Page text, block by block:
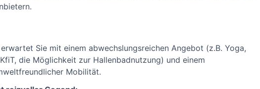
Sie mit einem abwechslungsreichen Angebot (z.B. Yoga,
die Möglichkeit zur Hallenbadnutzung) und einem
Mobilität.